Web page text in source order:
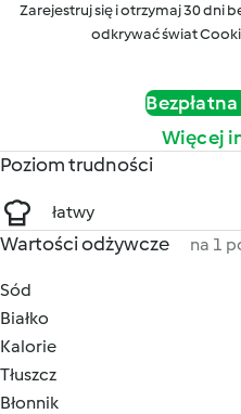
Zarejestruj się i otrzymaj 30 dni
odkrywać świat
Więcej
Poziom trudności
łatwy
Wartości odżywcze na 1
Sód
Białko
Kalorie
Tłuszcz
Błonnik